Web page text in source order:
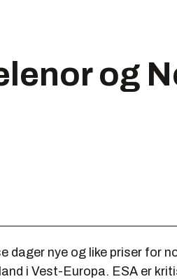
og
dager nye og like priser for
i Vest-Europa. ESA er